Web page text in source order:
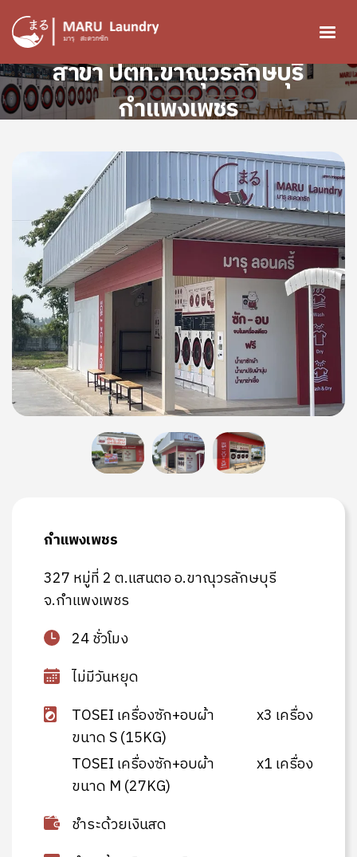
ข้ามไปยังเนื้อหาหลัก
สาขา ปตท.ขาณุวรลักษบุรี
กำแพงเพชร
กำแพงเพชร
327 หมู่ที่ 2 ต.แสนตอ อ.ขาณุวรลักษบุรี
จ.กำแพงเพชร
24 ชั่วโมง
ไม่มีวันหยุด
TOSEI เครื่องซัก+อบผ้า
ขนาด S (15KG)
x3 เครื่อง
TOSEI เครื่องซัก+อบผ้า
ขนาด M (27KG)
x1 เครื่อง
ชำระด้วยเงินสด